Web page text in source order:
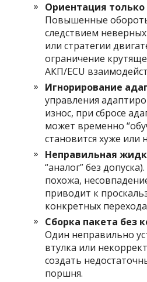
Ориентация
Повышенные
следствием
или стратегии
ограничение
АКП/ECU
Игнорирование
управления
износ, при сбросе
может временно
становится хуже или
Неправильная
“аналог” без
похожа,
приводит к
конкретных
Сборка пакета без
Один неправильно
втулка или
создать
поршня.